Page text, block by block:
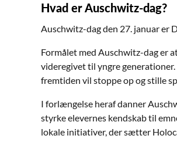
Hvad er Auschwitz-dag?
Auschwitz-dag den 27. januar er
Formålet med Auschwitz-dag er
videregivet til yngre
fremtiden vil stoppe op og stille
I forlængelse heraf danner
styrke elevernes kendskab til
lokale initiativer, der sætter